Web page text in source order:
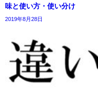
味と使い方・使い分け
2019年8月28日